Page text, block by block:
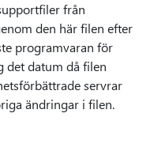
från
den här filen efter
programvaran för
det datum då filen
servrar
ändringar i filen.